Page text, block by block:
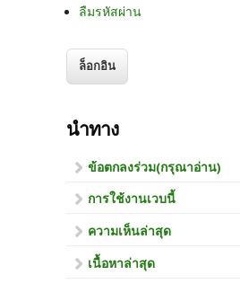
ลืมรหัสผ่าน
นำทาง
ข้อตกลงร่วม(กรุณาอ่าน)
การใช้งานเวบนี้
ความเห็นล่าสุด
เนื้อหาล่าสุด